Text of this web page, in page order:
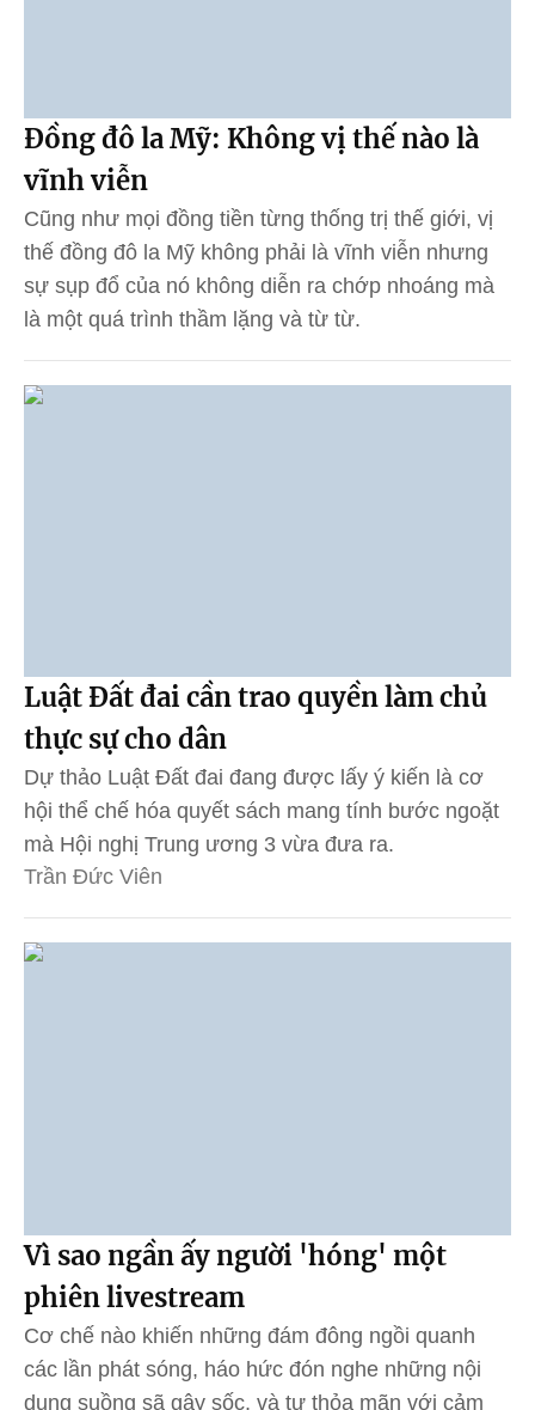
Đồng đô la Mỹ: Không vị thế nào là
vĩnh viễn
Cũng như mọi đồng tiền từng thống trị thế giới, vị
thế đồng đô la Mỹ không phải là vĩnh viễn nhưng
sự sụp đổ của nó không diễn ra chớp nhoáng mà
là một quá trình thầm lặng và từ từ.
Luật Đất đai cần trao quyền làm chủ
thực sự cho dân
Dự thảo Luật Đất đai đang được lấy ý kiến là cơ
hội thể chế hóa quyết sách mang tính bước ngoặt
mà Hội nghị Trung ương 3 vừa đưa ra.
Trần Đức Viên
Vì sao ngần ấy người 'hóng' một
phiên livestream
Cơ chế nào khiến những đám đông ngồi quanh
các lần phát sóng, háo hức đón nghe những nội
dung suồng sã gây sốc, và tự thỏa mãn với cảm